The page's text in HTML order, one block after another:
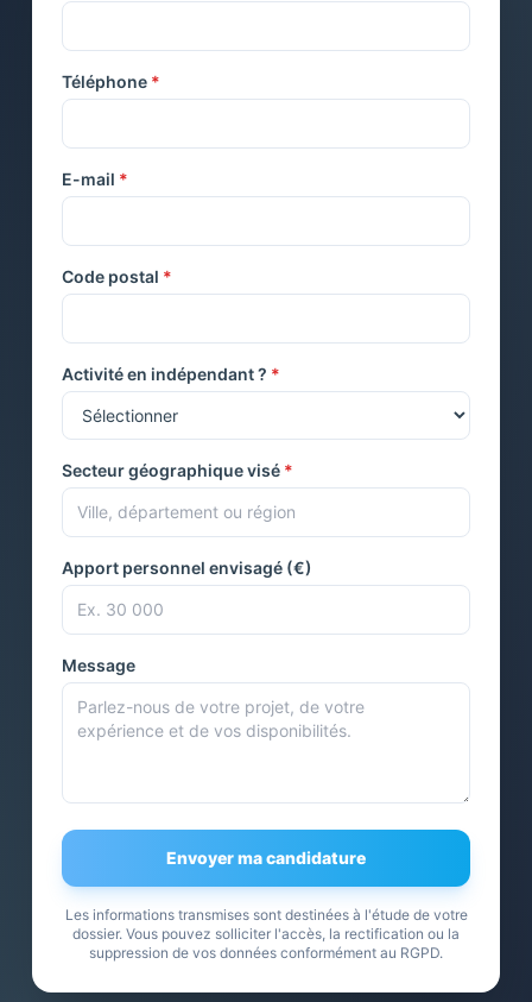
Téléphone *
E-mail *
Code postal *
Activité en indépendant ? *
Secteur géographique visé *
Apport personnel envisagé (€)
Message
Envoyer ma candidature
Les informations transmises sont destinées à l'étude de votre
dossier. Vous pouvez solliciter l'accès, la rectification ou la
suppression de vos données conformément au RGPD.